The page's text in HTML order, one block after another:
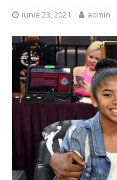
iunie 23, 2021 admin